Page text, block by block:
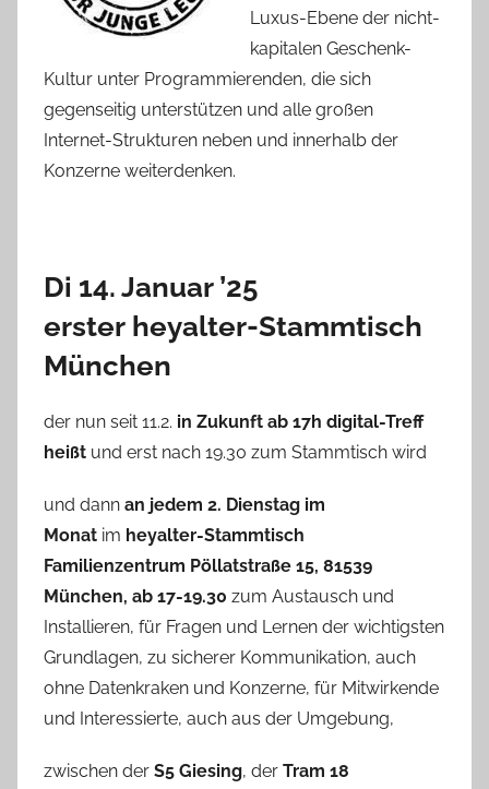
Luxus-Ebene der nicht-
kapitalen Geschenk-
Kultur unter Programmierenden, die sich
gegenseitig unterstützen und alle großen
Internet-Strukturen neben und innerhalb der
Konzerne weiterdenken.
Di 14. Januar ’25
erster heyalter-Stammtisch
München
der nun seit 11.2. in Zukunft ab 17h digital-Treff
heißt und erst nach 19.30 zum Stammtisch wird
und dann an jedem 2. Dienstag im
Monat im heyalter-Stammtisch
Familienzentrum Pöllatstraße 15, 81539
München, ab 17-19.30 zum Austausch und
Installieren, für Fragen und Lernen der wichtigsten
Grundlagen, zu sicherer Kommunikation, auch
ohne Datenkraken und Konzerne, für Mitwirkende
und Interessierte, auch aus der Umgebung,
zwischen der S5 Giesing, der Tram 18